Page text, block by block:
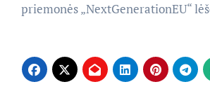
priemonės „NextGenerationEU“